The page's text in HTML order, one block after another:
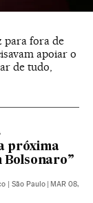
para fora de
apoiar o
de tudo,
próxima
Bolsonaro”
| São Paulo
MAR 08,